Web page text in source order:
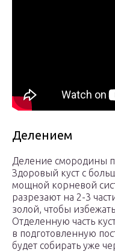
Делением
Деление смородины
Здоровый куст с
мощной корневой
разрезают на 2-3
золой, чтобы
Отделенную часть
в подготовленную
будет собирать уже